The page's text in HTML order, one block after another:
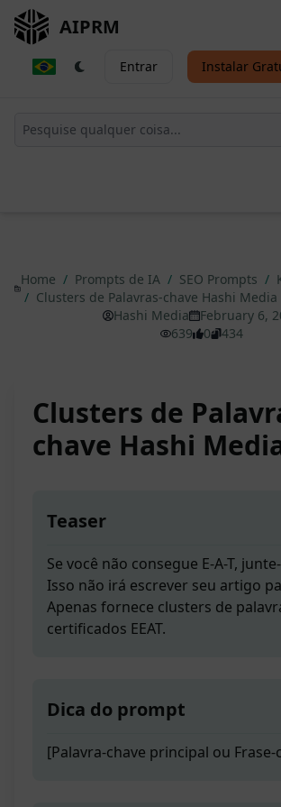
AIPRM
Entrar Instalar
Home / Prompts de IA / SEO Prompts /
/ Clusters de Palavras-chave Hashi Media
Hashi Media
February 6,
639
0 434
Clusters de
chave Hashi
Teaser
Se você não consegue E-A-T,
Isso não irá escrever seu artigo
Apenas fornece clusters de
certificados EEAT.
Dica do prompt
[Palavra-chave principal ou Frase-